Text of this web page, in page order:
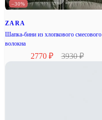
–30%
ZARA
Шапка-бини из хлопкового смесового
волокна
2770 ₽ 3930 ₽